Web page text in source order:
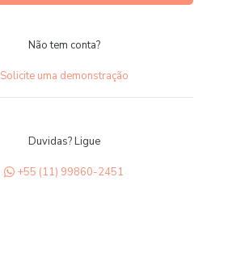
Não tem conta?
Solicite uma demonstração
Duvidas? Ligue
+55 (11) 99860-2451